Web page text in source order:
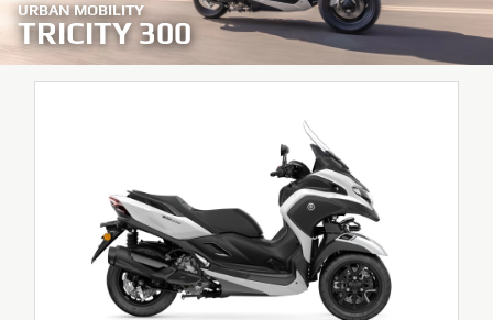
URBAN MOBILITY
TRICITY 300